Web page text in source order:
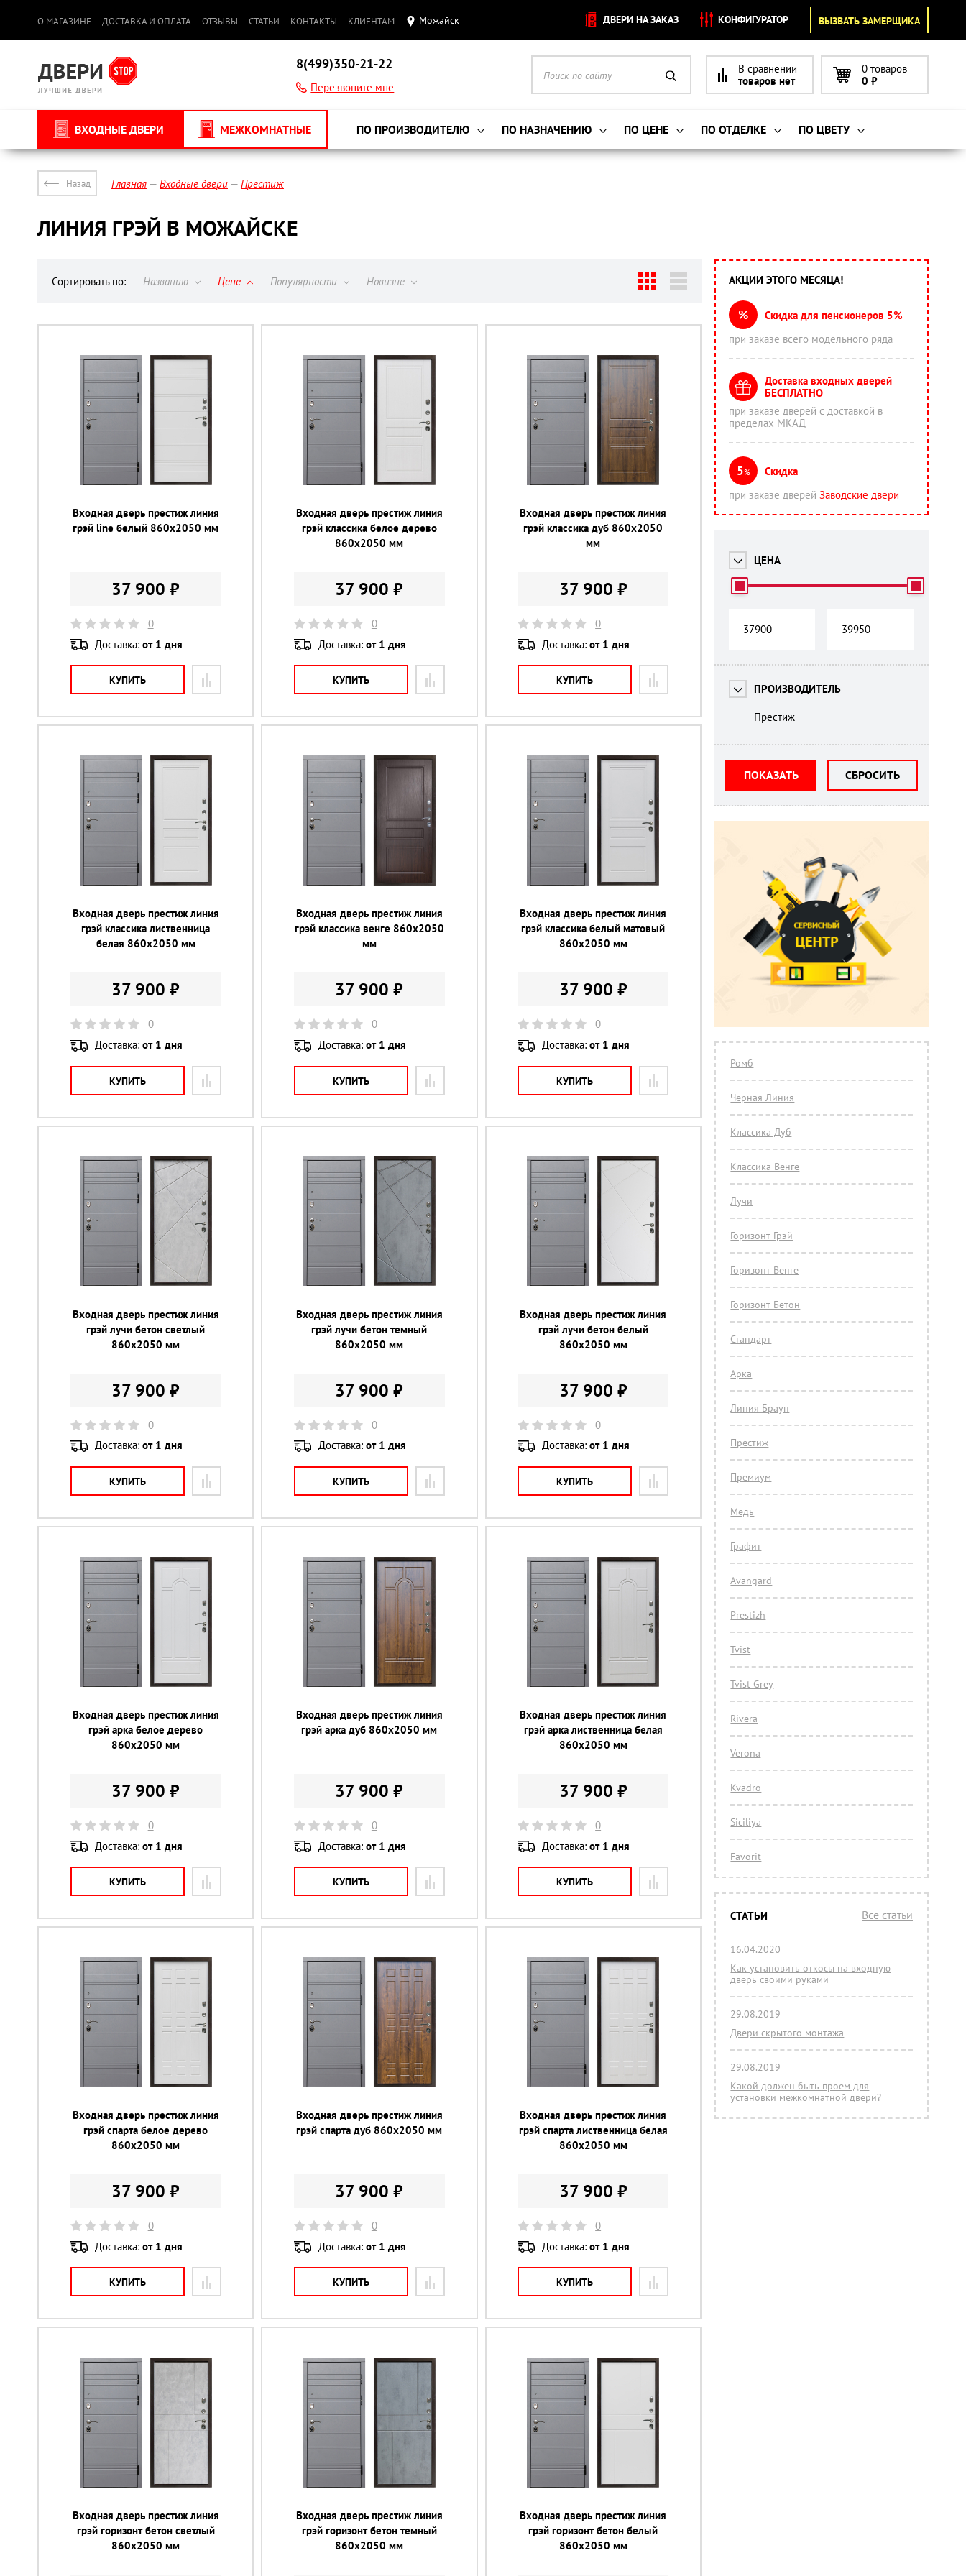
О МАГАЗИНЕ ДОСТАВКА И ОПЛАТА ОТЗЫВЫ СТАТЬИ КОНТАКТЫ КЛИЕНТАМ Можайск ДВЕРИ НА ЗАКАЗ КОНФИГУРАТОР ВЫЗВАТЬ ЗАМЕРЩИКА
8(499)350-21-22
Перезвоните мне
В сравнении
товаров нет
0 товаров
0 ₽
ВХОДНЫЕ ДВЕРИ ПО ПРОИЗВОДИТЕЛЮ ПО НАЗНАЧЕНИЮ ПО ЦЕНЕ ПО ОТДЕЛКЕ ПО ЦВЕТУ
МЕЖКОМНАТНЫЕ
Назад Главная Входные двери Престиж
ЛИНИЯ ГРЭЙ В МОЖАЙСКЕ
Сортировать по: Названию Цене Популярности Новизне
Входная дверь престиж линия
грэй line белый 860х2050 мм
37 900 ₽
0
Доставка: от 1 дня
КУПИТЬ
Входная дверь престиж линия
грэй классика белое дерево
860х2050 мм
37 900 ₽
0
Доставка: от 1 дня
КУПИТЬ
Входная дверь престиж линия
грэй классика дуб 860х2050
мм
37 900 ₽
0
Доставка:от 1 дня
КУПИТЬ
Входная дверь престиж линия
грэй классика лиственница
белая 860х2050 мм
37 900 ₽
0
Доставка: от 1 дня
КУПИТЬ
Входная дверь престиж линия
грэй классика венге 860х2050
мм
37 900 ₽
0
Доставка: от 1 дня
КУПИТЬ
Входная дверь престиж линия
грэй классика белый матовый
860х2050 мм
37 900 ₽
0
Доставка:от 1 дня
КУПИТЬ
Входная дверь престиж линия
грэй лучи бетон светлый
860х2050 мм
37 900 ₽
0
Доставка: от 1 дня
КУПИТЬ
Входная дверь престиж линия
грэй лучи бетон темный
860х2050 мм
37 900 ₽
0
Доставка: от 1 дня
КУПИТЬ
Входная дверь престиж линия
грэй лучи бетон белый
860х2050 мм
37 900 ₽
0
Доставка:от 1 дня
КУПИТЬ
Входная дверь престиж линия
грэй арка белое дерево
860х2050 мм
37 900 ₽
0
Доставка: от 1 дня
КУПИТЬ
Входная дверь престиж линия
грэй арка дуб 860х2050 мм
37 900 ₽
0
Доставка: от 1 дня
КУПИТЬ
Входная дверь престиж линия
грэй арка лиственница белая
860х2050 мм
37 900 ₽
0
Доставка:от 1 дня
КУПИТЬ
Входная дверь престиж линия
грэй спарта белое дерево
860х2050 мм
37 900 ₽
0
Доставка: от 1 дня
КУПИТЬ
Входная дверь престиж линия
грэй спарта дуб 860х2050 мм
37 900 ₽
0
Доставка: от 1 дня
КУПИТЬ
Входная дверь престиж линия
грэй спарта лиственница белая
860х2050 мм
37 900 ₽
0
Доставка:от 1 дня
КУПИТЬ
Входная дверь престиж линия
грэй горизонт бетон светлый
860х2050 мм
Входная дверь престиж линия
грэй горизонт бетон темный
860х2050 мм
Входная дверь престиж линия
грэй горизонт бетон белый
860х2050 мм
АКЦИИ ЭТОГО МЕСЯЦА!
%
Скидка для пенсионеров 5%
при заказе всего модельного ряда
Доставка входных дверей
БЕСПЛАТНО
при заказе дверей с доставкой в
пределах МКАД
5%
Скидка
при заказе дверейЗаводские двери
ЦЕНА
ПРОИЗВОДИТЕЛЬ
Престиж
ПОКАЗАТЬ СБРОСИТЬ
Ромб
Черная Линия
Классика Дуб
Классика Венге
Лучи
Горизонт Грэй
Горизонт Венге
Горизонт Бетон
Стандарт
Арка
Линия Браун
Престиж
Премиум
Медь
Графит
Avangard
Prestizh
Tvist
Tvist Grey
Rivera
Verona
Kvadro
Siciliya
Favorit
СТАТЬИ Все статьи
16.04.2020
Как установить откосы на входную
дверь своими руками
29.08.2019
Двери скрытого монтажа
29.08.2019
Какой должен быть проем для
установки межкомнатной двери?